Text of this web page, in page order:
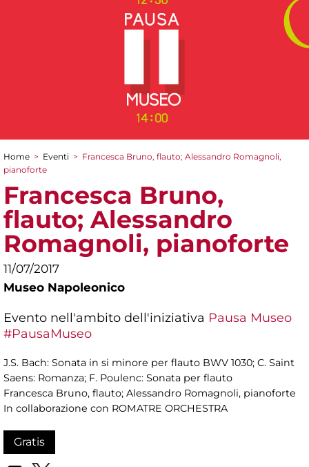
Tu sei qui
Home > Eventi > Francesca Bruno, flauto; Alessandro Romagnoli,
pianoforte
Francesca Bruno,
flauto; Alessandro
Romagnoli, pianoforte
11/07/2017
Museo Napoleonico
Evento nell'ambito dell'iniziativa Pausa Museo
#PausaMuseo
J.S. Bach: Sonata in si minore per flauto BWV 1030; C. Saint
Saens: Romanza; F. Poulenc: Sonata per flauto
Francesca Bruno, flauto; Alessandro Romagnoli, pianoforte
In collaborazione con ROMATRE ORCHESTRA
Gratis